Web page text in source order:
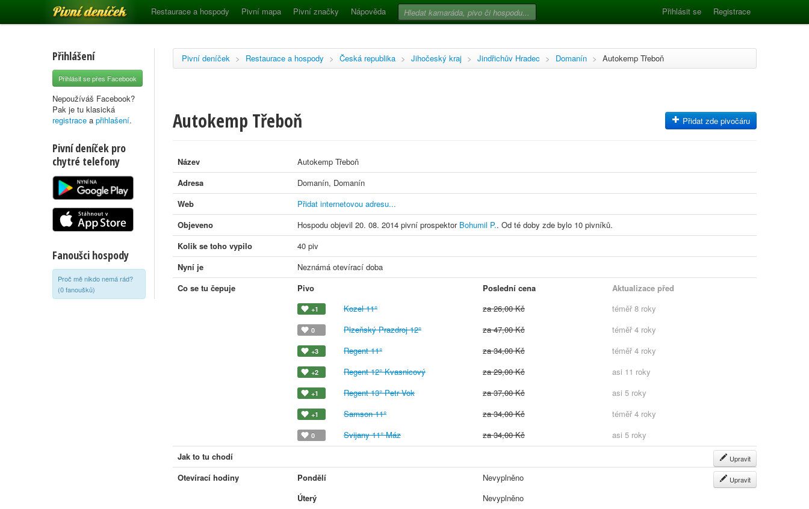
Pivní deníček Restaurace a hospody Pivní mapa Pivní značky Nápověda Přihlásit se Registrace
Přihlášení
Přihlásit se přes Facebook
Nepoužíváš Facebook?
Pak je tu klasická
registrace a přihlašení.
Pivní deníček pro
chytré telefony
Fanoušci hospody
Proč mě nikdo nemá rád?
(0 fanoušků)
Pivní deníček > Restaurace a hospody > Česká republika > Jihočeský kraj > Jindřichův Hradec > Domanín > Autokemp Třeboň
Autokemp Třeboň Přidat zde pivočáru
Název
Autokemp Třeboň
Adresa
Domanín, Domanín
Web
Přidat internetovou adresu...
Objeveno
Hospodu objevil 20. 08. 2014 pivní prospektor Bohumil P.. Od té doby zde bylo 10 pivníků.
Kolik se toho vypilo
40 piv
Nyní je
Neznámá otevírací doba
Co se tu čepuje
Pivo Poslední cena Aktualizace před
+1 Kozel 11° za 26,00 Kč téměř 8 roky
0 Plzeňský Prazdroj 12° za 47,00 Kč téměř 4 roky
+3 Regent 11° za 34,00 Kč téměř 4 roky
+2 Regent 12° Kvasnicový za 29,00 Kč asi 11 roky
+1 Regent 13° Petr Vok za 37,00 Kč asi 5 roky
+1 Samson 11° za 34,00 Kč téměř 4 roky
0 Svijany 11° Máz za 34,00 Kč
asi 5 roky
Jak to tu chodí
Upravit
Otevírací hodiny Upravit
Pondělí
Nevyplněno
Úterý
Nevyplněno